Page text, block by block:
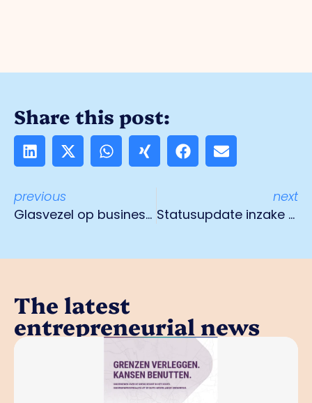
Share this post:
previous
Glasvezel op businesspark Spikweien
next
Statusupdate inzake plannen arbeidsmigrantenhuisvesting op Albertushof
The latest
entrepreneurial news